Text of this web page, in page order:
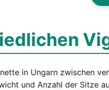
in Ungarn zwischen
und Anzahl der Sitze